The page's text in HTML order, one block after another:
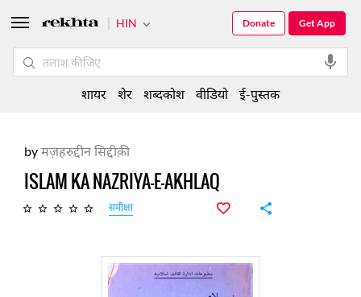
byमज़हरुद्दीन सिद्दीक़ी
ISLAM KA NAZRIYA-E-AKHLAQ
समीक्षा
HIN Get App
Donate
शायर शेर शब्दकोश वीडियो ई-पुस्तक